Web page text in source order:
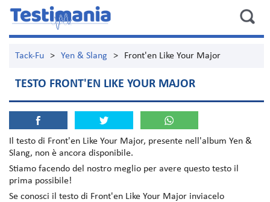
Tack-Fu > Yen & Slang > Front'en Like Your Major
TESTO FRONT'EN LIKE YOUR MAJOR
Il testo di Front'en Like Your Major, presente nell'album Yen &
Slang, non è ancora disponibile.
Stiamo facendo del nostro meglio per avere questo testo il
prima possibile!
Se conosci il testo di Front'en Like Your Major inviacelo